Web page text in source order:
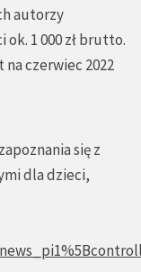
autorzy
1 000 zł brutto.
czerwiec 2022
się z
dla dzieci,